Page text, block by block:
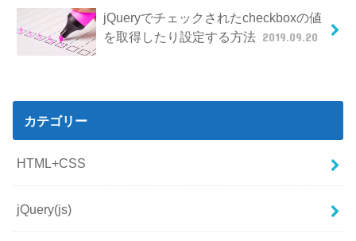
jQueryでチェックされたcheckboxの値
を取得したり設定する方法 2019.09.20
カテゴリー
HTML+CSS
jQuery(js)